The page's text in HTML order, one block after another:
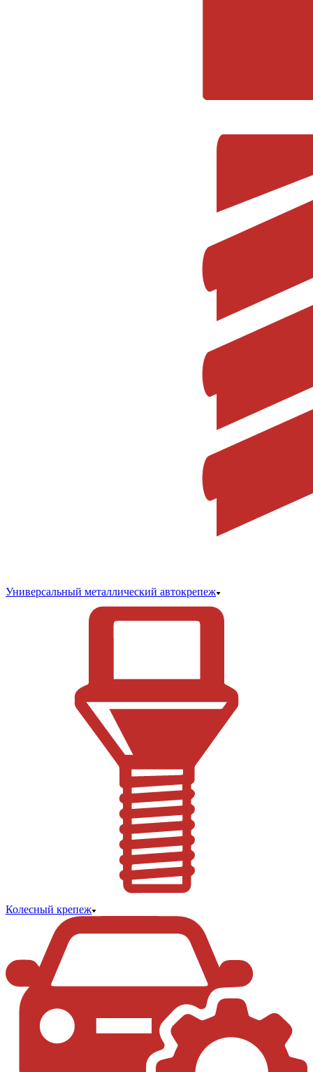
Универсальный металлический автокрепеж
Колесный крепеж